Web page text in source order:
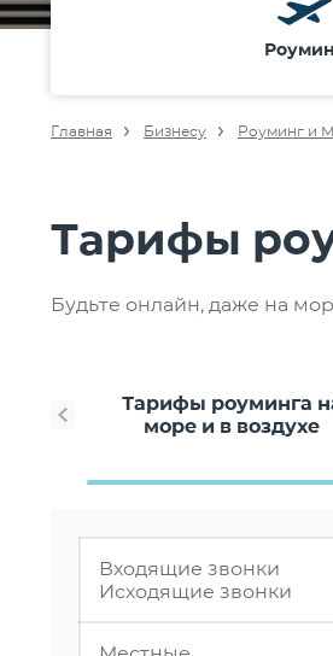
Главная Бизнесу Роуминг и
Тарифы
Будьте онлайн, даже на
Тарифы роуминга
море и в воздухе
Входящие звонки
Исходящие звонки